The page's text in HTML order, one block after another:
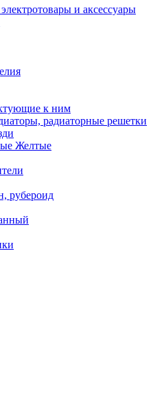
и аксессуары
к ним
радиаторные решетки
Желтые
рубероид